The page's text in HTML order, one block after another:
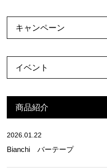
キャンペーン
イベント
商品紹介
2026.01.22
Bianchi バーテープ